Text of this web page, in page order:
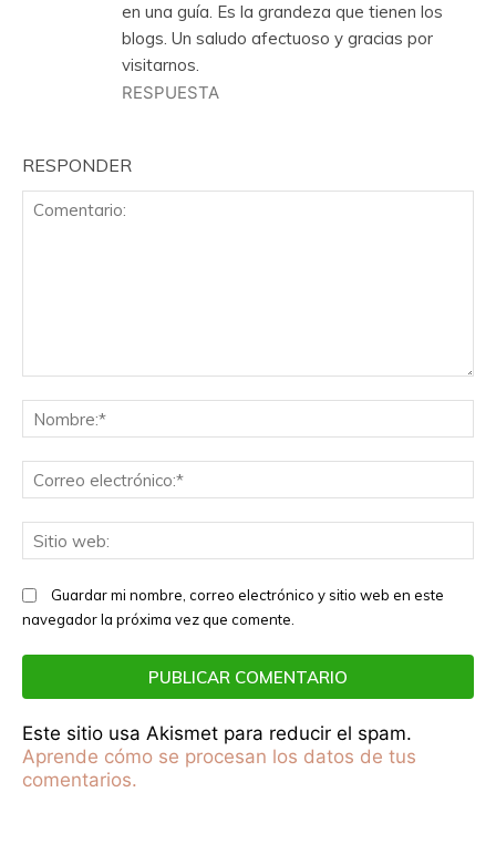
en una guía. Es la grandeza que tienen los
blogs. Un saludo afectuoso y gracias por
visitarnos.
RESPUESTA
RESPONDER
Guardar mi nombre, correo electrónico y sitio web en este
navegador la próxima vez que comente.
Este sitio usa Akismet para reducir el spam.
Aprende cómo se procesan los datos de tus
comentarios.